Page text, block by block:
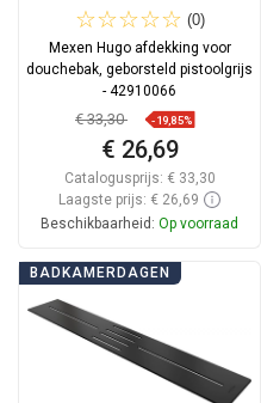
(0)
Mexen Hugo afdekking voor
douchebak, geborsteld pistoolgrijs
- 42910066
€ 33,30 -19,85%
€ 26,69
Catalogusprijs: € 33,30
Laagste prijs: € 26,69
Beschikbaarheid: Op voorraad
In winkelwagen
Vergelijk
BADKAMERDAGEN